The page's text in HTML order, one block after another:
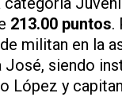
213.00 puntos.
militan en la
José, siendo
López y